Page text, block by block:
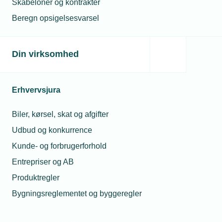
Skabeloner og kontrakter
Beregn opsigelsesvarsel
Din virksomhed
Erhvervsjura
Biler, kørsel, skat og afgifter
Udbud og konkurrence
Kunde- og forbrugerforhold
Entrepriser og AB
Produktregler
Bygningsreglementet og byggeregler
Dagens program byder blandt andet på en
Lovgrundlaget:
zoneklassifikation.
zoneplan til konkrete ventilationsprincipper.
Komponentkrav:Specifikke krav til ventilatorer,
at undgå forkerte materialevalg.
Risikohåndtering:
tændkilder fra HVAC-anlægget.